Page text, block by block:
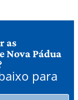
as
Nova Pádua
para